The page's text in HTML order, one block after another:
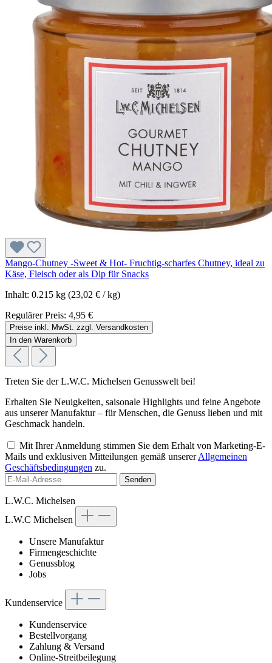
Mango-Chutney -Sweet & Hot- Fruchtig-scharfes Chutney, ideal zu
Käse, Fleisch oder als Dip für Snacks
Inhalt: 0.215 kg (23,02 € / kg)
Regulärer Preis: 4,95 €
Preise inkl. MwSt. zzgl. Versandkosten
In den Warenkorb
Treten Sie der L.W.C. Michelsen Genusswelt bei!
Erhalten Sie Neuigkeiten, saisonale Highlights und feine Angebote
aus unserer Manufaktur – für Menschen, die Genuss lieben und mit
Geschmack handeln.
Mit Ihrer Anmeldung stimmen Sie dem Erhalt von Marketing-E-
Mails und exklusiven Mitteilungen gemäß unsererAllgemeinen
Geschäftsbedingungen zu.
Senden
L.W.C. Michelsen
L.W.C Michelsen
Unsere Manufaktur
Firmengeschichte
Genussblog
Jobs
Kundenservice
Kundenservice
Bestellvorgang
Zahlung & Versand
Online-Streitbeilegung